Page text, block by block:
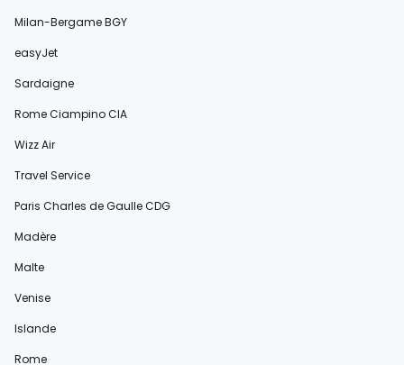
Milan-Bergame BGY
easyJet
Sardaigne
Rome Ciampino CIA
Wizz Air
Travel Service
Paris Charles de Gaulle CDG
Madère
Malte
Venise
Islande
Rome